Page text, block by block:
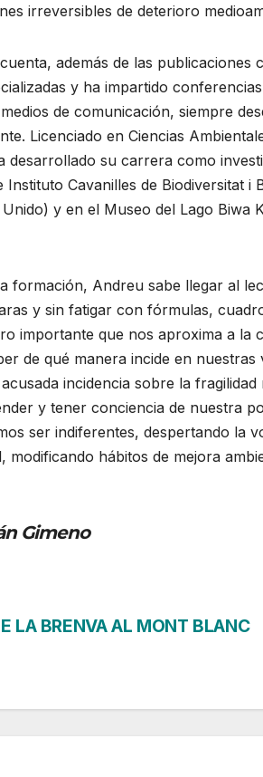
irreversibles de deterioro
además de las
y ha impartido
de comunicación, siempre
Licenciado en Ciencias
desarrollado su carrera como
Instituto Cavanilles de Biodiversitat i
y en el Museo del Lago
formación, Andreu sabe llegar al
y sin fatigar con fórmulas,
importante que nos aproxima a la
de qué manera incide en
incidencia sobre la
y tener conciencia de nuestra
ser indiferentes, despertando la
modificando hábitos de mejora
Gimeno
LA BRENVA AL MONT BLANC